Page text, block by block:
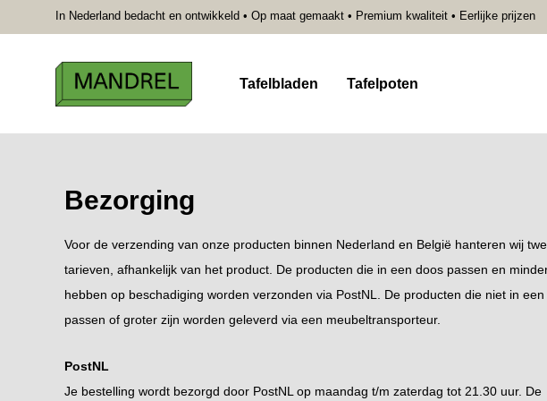
In Nederland bedacht en ontwikkeld • Op maat gemaakt • Premium kwaliteit • Eerlijke prijzen
Tafelbladen Tafelpoten
Bezorging
Voor de verzending van onze producten binnen Nederland en België hanteren wij
tarieven, afhankelijk van het product. De producten die in een doos passen en
hebben op beschadiging worden verzonden via PostNL. De producten die niet in
passen of groter zijn worden geleverd via een meubeltransporteur.
PostNL
Je bestelling wordt bezorgd door PostNL op maandag t/m zaterdag tot 21.30 uur. De